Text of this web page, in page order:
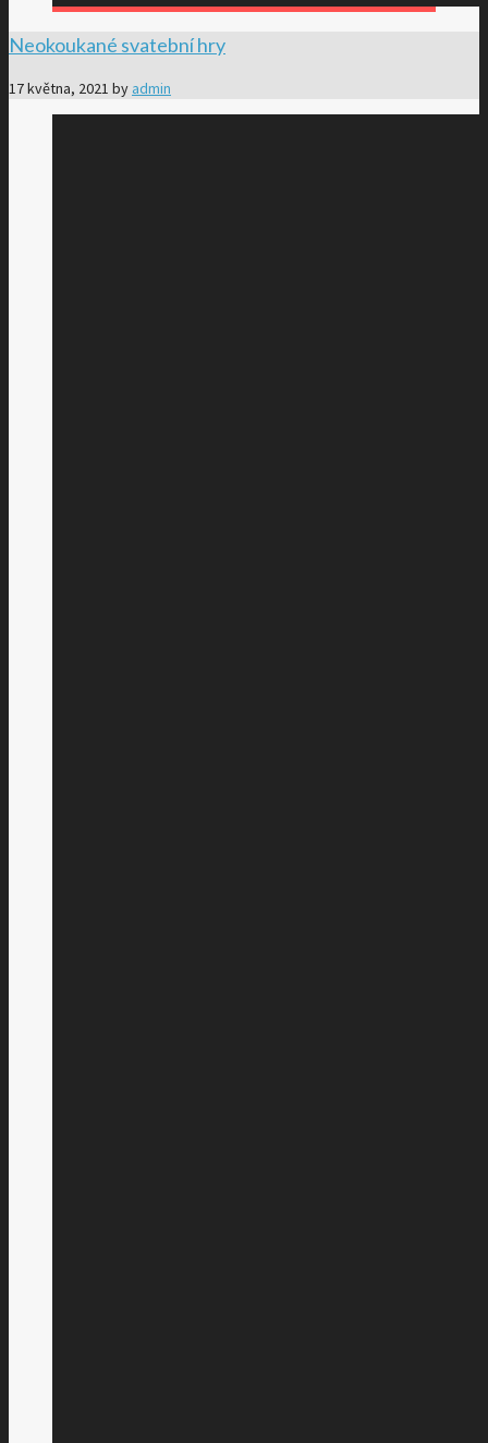
Neokoukané svatební hry
17 května, 2021 by admin